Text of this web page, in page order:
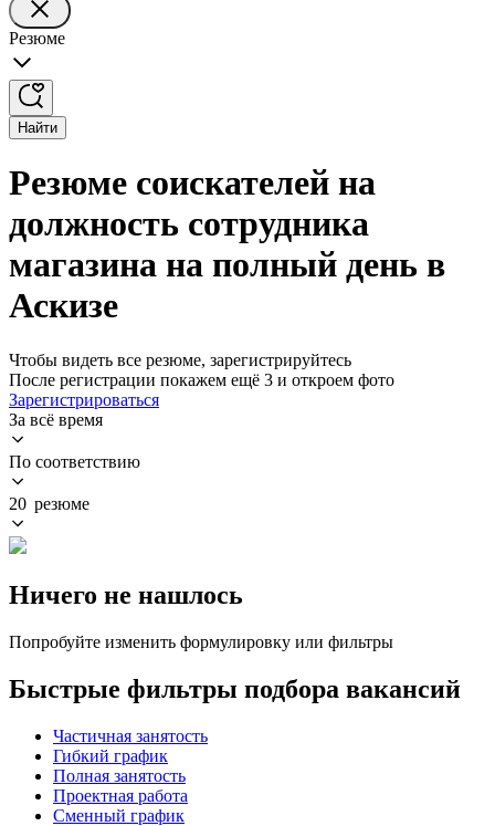
Резюме
Найти
Резюме соискателей на
должность сотрудника
магазина на полный день в
Аскизе
Чтобы видеть все резюме, зарегистрируйтесь
После регистрации покажем ещё 3 и откроем фото
Зарегистрироваться
За всё время
По соответствию
20 резюме
Ничего не нашлось
Попробуйте изменить формулировку или фильтры
Быстрые фильтры подбора вакансий
Частичная занятость
Гибкий график
Полная занятость
Проектная работа
Сменный график